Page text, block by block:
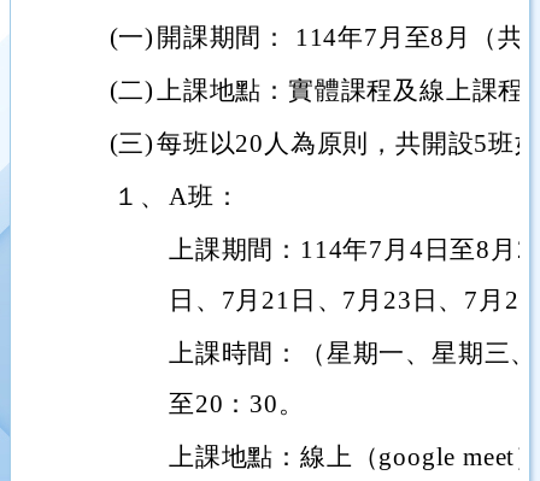
(一) 開課期間： 114年7月至8月（共
(二)上課地點：實體課程及線上課程
(三)每班以20人為原則，共開設5班
１、 A班：
上課期間：114年7月4日至8月
日、7月21日、7月23日、7月
上課時間：（星期一、星期三
至20：30。
上課地點：線上（google meet